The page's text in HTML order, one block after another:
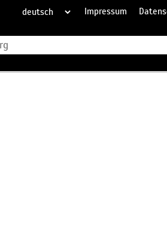
Impressum